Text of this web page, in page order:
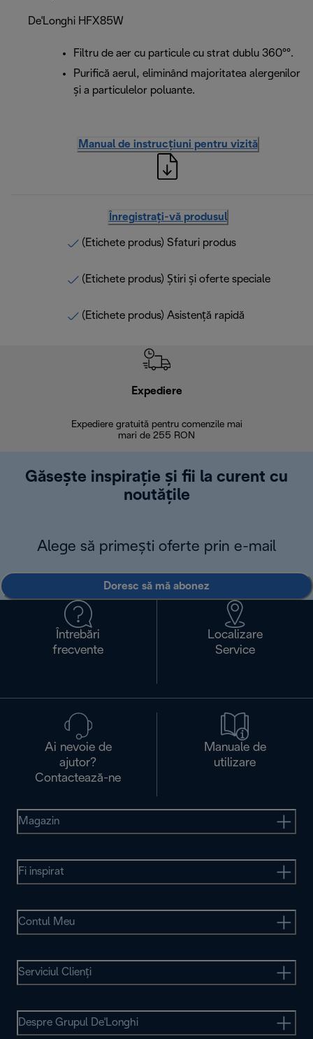
De'Longhi HFX85W
Filtru de aer cu particule cu strat dublu 360°°.
Purifică aerul, eliminând majoritatea alergenilor
și a particulelor poluante.
Manual de instrucțiuni pentru vizită
Înregistrați-vă produsul
(Etichete produs) Sfaturi produs
(Etichete produs) Știri și oferte speciale
(Etichete produs) Asistență rapidă
Expediere
Expediere gratuită pentru comenzile mai
mari de 255 RON
Găsește inspirație și fii la curent cu
noutățile
Alege să primești oferte prin e-mail
Doresc să mă abonez
Întrebări
frecvente
Localizare
Service
Ai nevoie de
ajutor?
Contactează-ne
Manuale de
utilizare
Magazin
Fi inspirat
Contul Meu
Serviciul Clienţi
Despre Grupul De'Longhi